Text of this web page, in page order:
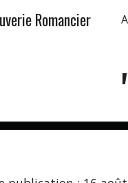
Romancier